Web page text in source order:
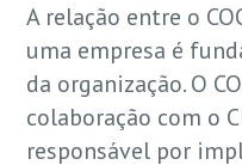
A relação entre o
uma empresa é
da organização. O
colaboração com o
responsável por